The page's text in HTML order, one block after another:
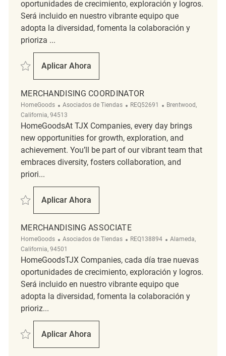
oportunidades de crecimiento, exploración y logros.
Será incluido en nuestro vibrante equipo que
adopta la diversidad, fomenta la colaboración y
prioriza ...
Salvar customer experience coordinator REQ138537
Aplicar Ahora
Customer Experience Coordinator
MERCHANDISING COORDINATOR
HomeGoods Categoría
Asociados de Tiendas ReqId
REQ52691 Ubicación
Brentwood,
California, 94513
HomeGoodsAt TJX Companies, every day brings
new opportunities for growth, exploration, and
achievement. You’ll be part of our vibrant team that
embraces diversity, fosters collaboration, and
priori...
Salvar Merchandising Coordinator REQ52691
Aplicar Ahora
Merchandising Coordinator
MERCHANDISING ASSOCIATE
HomeGoods Categoría
Asociados de Tiendas ReqId
REQ138894 Ubicación
Alameda,
California, 94501
HomeGoodsTJX Companies, cada día trae nuevas
oportunidades de crecimiento, exploración y logros.
Será incluido en nuestro vibrante equipo que
adopta la diversidad, fomenta la colaboración y
prioriz...
Salvar merchandising associate REQ138894
Aplicar Ahora
Merchandising Associate